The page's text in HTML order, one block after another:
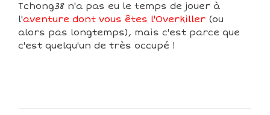
Tchong38 n'a pas eu le temps de jouer à
l'aventure dont vous êtes l'Overkiller (ou
alors pas longtemps), mais c'est parce que
c'est quelqu'un de très occupé !